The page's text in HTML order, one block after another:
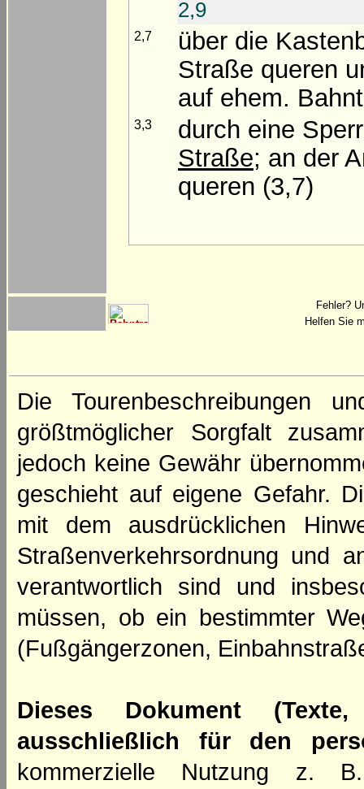
2,9
2,7
über die
Straße queren
auf ehem.
3,3
durch eine
Straße; an der
queren (3,7)
Fehler?
Helfen Sie
Die Tourenbeschreibungen
größtmöglicher Sorgfalt
jedoch keine Gewähr
geschieht auf eigene Gefahr.
mit dem ausdrücklichen
Straßenverkehrsordnung und
verantwortlich sind und
müssen, ob ein bestimmter
(Fußgängerzonen,
Dieses Dokument
ausschließlich für den
kommerzielle Nutzung z.